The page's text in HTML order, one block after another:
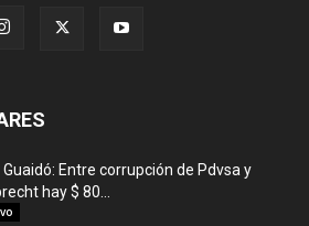
Entre corrupción de Pdvsa y
hay $ 80...